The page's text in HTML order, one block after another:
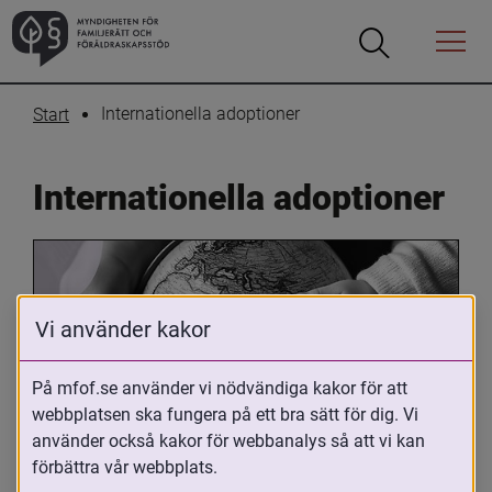
Öppna
Öppna
Menyn
Start Internationella adoptioner
Internationella adoptioner
Oavsett om du är adopterad,
adoptivförälder eller arbetar med
Vi använder kakor
På mfof.se använder vi nödvändiga kakor för att
webbplatsen ska fungera på ett bra sätt för dig. Vi
använder också kakor för webbanalys så att vi kan
förbättra vår webbplats.